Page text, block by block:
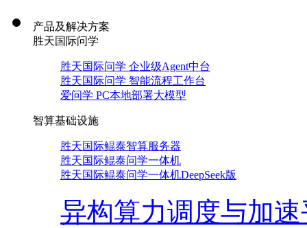
产品及解决方案
胜天国际问学
胜天国际问学 企业级Agent中台
胜天国际问学 智能流程工作台
爱问学 PC本地部署大模型
智算基础设施
胜天国际鲲泰智算服务器
胜天国际鲲泰问学一体机
胜天国际鲲泰问学一体机DeepSeek版
异构算力调度与加